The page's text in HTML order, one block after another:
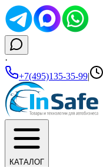
·
+7(495)135-35-99|
КАТАЛОГ